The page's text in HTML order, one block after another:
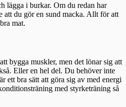
lägga i burkar. Om du redan har
att du gör en sund macka. Allt för att
mat.
bygga muskler, men det lönar sig att
Eller en hel del. Du behöver inte
ett bra sätt att göra sig av med energi
med styrketräning så